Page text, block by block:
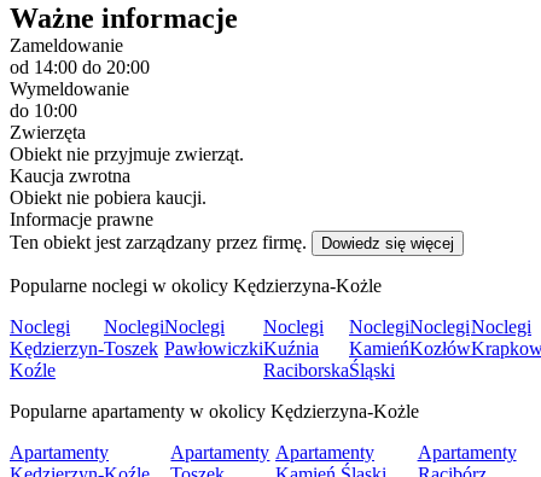
Ważne informacje
Zameldowanie
od 14:00 do 20:00
Wymeldowanie
do 10:00
Zwierzęta
Obiekt nie przyjmuje zwierząt.
Kaucja zwrotna
Obiekt nie pobiera kaucji.
Informacje prawne
Ten obiekt jest zarządzany przez firmę.
Dowiedz się więcej
Popularne noclegi w okolicy Kędzierzyna-Kożle
Noclegi
Kędzierzyn-
Koźle
Noclegi
Toszek
Noclegi
Pawłowiczki
Noclegi
Kuźnia
Raciborska
Noclegi
Kamień
Śląski
Noclegi
Kozłów
Noclegi
Popularne apartamenty w okolicy Kędzierzyna-Kożle
Apartamenty
Apartamenty Apartamenty
Apartamenty